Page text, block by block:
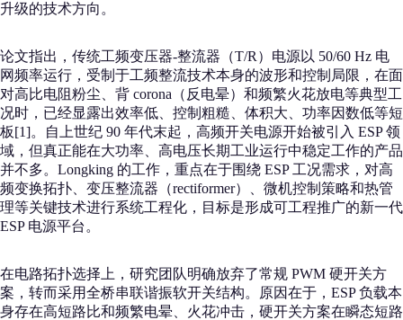
升级的技术方向。
论文指出，传统工频变压器-整流器（T/R）电源以 50/60 Hz 电
网频率运行，受制于工频整流技术本身的波形和控制局限，在面
对高比电阻粉尘、背 corona（反电晕）和频繁火花放电等典型工
况时，已经显露出效率低、控制粗糙、体积大、功率因数低等短
板[1]。自上世纪 90 年代末起，高频开关电源开始被引入 ESP 领
域，但真正能在大功率、高电压长期工业运行中稳定工作的产品
并不多。Longking 的工作，重点在于围绕 ESP 工况需求，对高
频变换拓扑、变压整流器（rectiformer）、微机控制策略和热管
理等关键技术进行系统工程化，目标是形成可工程推广的新一代
ESP 电源平台。
在电路拓扑选择上，研究团队明确放弃了常规 PWM 硬开关方
案，转而采用全桥串联谐振软开关结构。原因在于，ESP 负载本
身存在高短路比和频繁电晕、火花冲击，硬开关方案在瞬态短路